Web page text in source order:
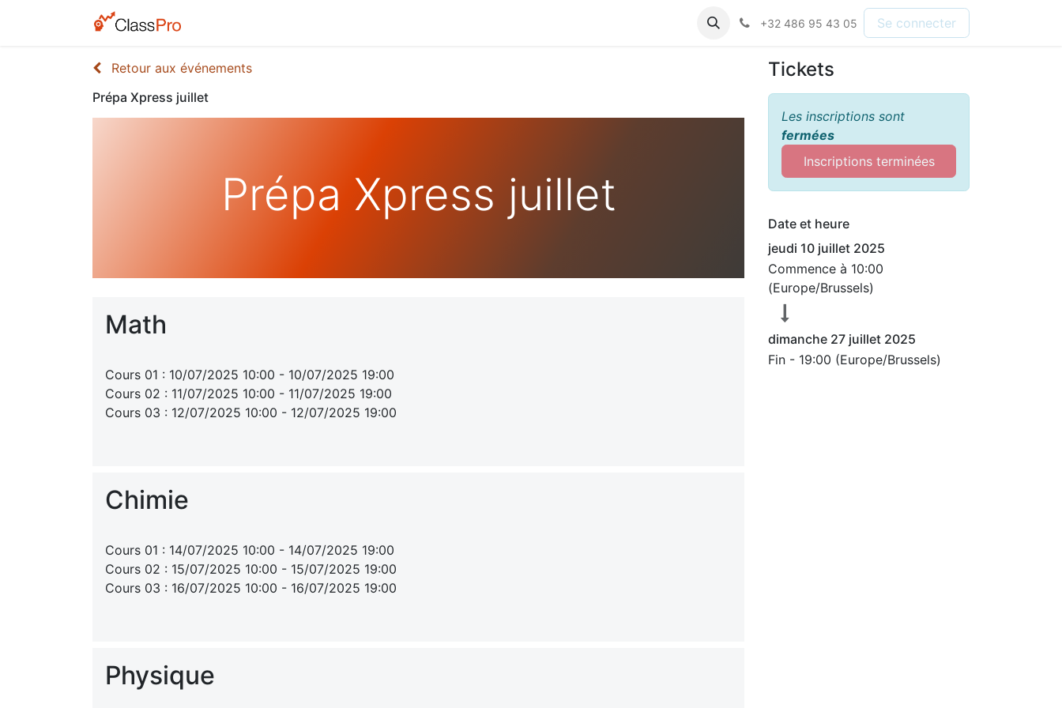
+32 486 95 43 05 Se connecter
Retour aux événements
Prépa Xpress juillet
Prépa Xpress juillet
Math
Cours 01 : 10/07/2025 10:00 - 10/07/2025 19:00
Cours 02 : 11/07/2025 10:00 - 11/07/2025 19:00
Cours 03 : 12/07/2025 10:00 - 12/07/2025 19:00
Chimie
Cours 01 : 14/07/2025 10:00 - 14/07/2025 19:00
Cours 02 : 15/07/2025 10:00 - 15/07/2025 19:00
Cours 03 : 16/07/2025 10:00 - 16/07/2025 19:00
Physique
Tickets
Les inscriptions sont
fermées
Inscriptions terminées
Date et heure
jeudi 10 juillet 2025
Commence à 10:00
(Europe/Brussels)
dimanche 27 juillet 2025
Fin - 19:00 (Europe/Brussels)